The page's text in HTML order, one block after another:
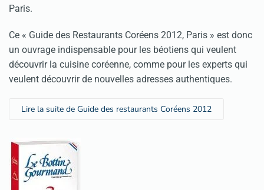
Paris.
Ce « Guide des Restaurants Coréens 2012, Paris » est donc
un ouvrage indispensable pour les béotiens qui veulent
découvrir la cuisine coréenne, comme pour les experts qui
veulent découvrir de nouvelles adresses authentiques.
Lire la suite de Guide des restaurants Coréens 2012